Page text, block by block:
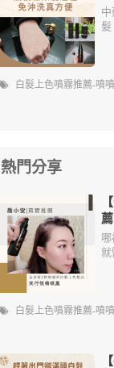
髮
白髮上色噴霧推薦-噴
熱門分享
就
白髮上色噴霧推薦-噴